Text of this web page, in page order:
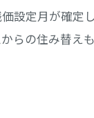
設定月が確定
らの住み替え